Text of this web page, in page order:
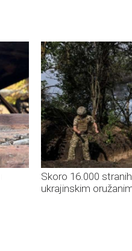
Skoro 16.000
ukrajinskim